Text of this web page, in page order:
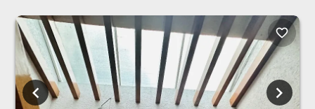
favorite_border
chevron_left chevron_right